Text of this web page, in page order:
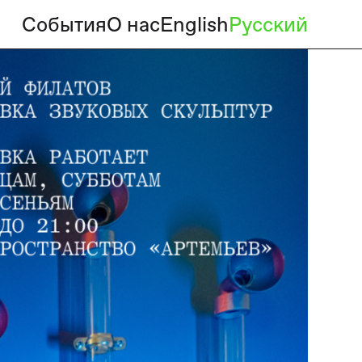
СобытияО насEnglishРусский